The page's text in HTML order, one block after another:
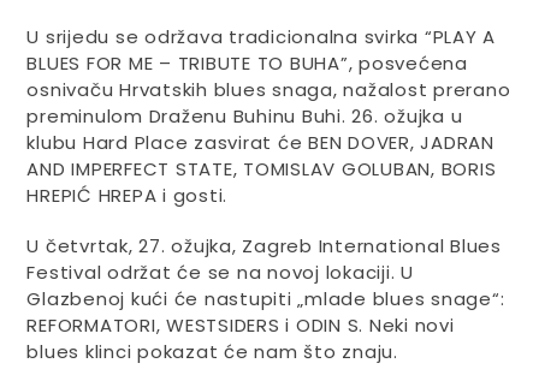
U srijedu se održava tradicionalna svirka “PLAY A
BLUES FOR ME – TRIBUTE TO BUHA”, posvećena
osnivaču Hrvatskih blues snaga, nažalost prerano
preminulom Draženu Buhinu Buhi. 26. ožujka u
klubu Hard Place zasvirat će BEN DOVER, JADRAN
AND IMPERFECT STATE, TOMISLAV GOLUBAN, BORIS
HREPIĆ HREPA i gosti.
U četvrtak, 27. ožujka, Zagreb International Blues
Festival održat će se na novoj lokaciji. U
Glazbenoj kući će nastupiti „mlade blues snage“:
REFORMATORI, WESTSIDERS i ODIN S. Neki novi
blues klinci pokazat će nam što znaju.